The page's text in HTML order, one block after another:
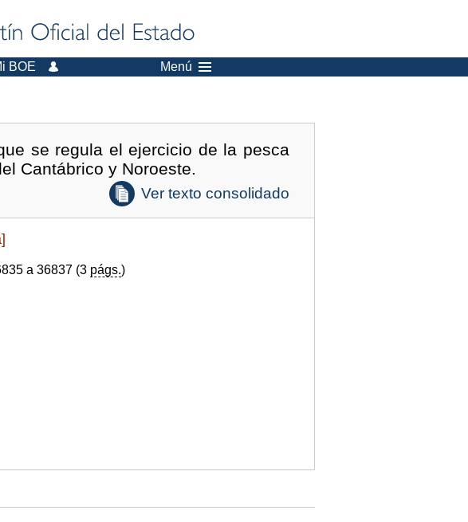
BOE Menú
se regula el ejercicio de la pesca
Cantábrico y Noroeste.
Ver texto consolidado
a 36837 (3 págs.)